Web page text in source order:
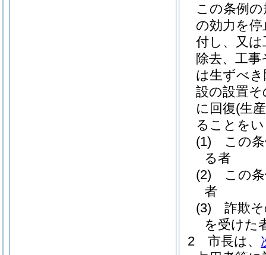
この条例
の効力を
付し、又
除去、工
は生ずべ
設の設置
に回復(生
ることを
(1)
この
る者
(2)
この
者
(3)
詐欺
を受けた
2
市長は、